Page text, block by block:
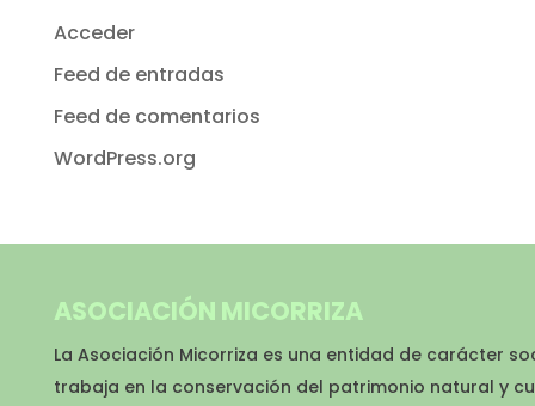
Acceder
Feed de entradas
Feed de comentarios
WordPress.org
ASOCIACIÓN MICORRIZA
La Asociación Micorriza es una entidad de carácter
trabaja en la conservación del patrimonio natural y